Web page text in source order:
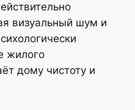
визуальный шум и
жилого
дому чистоту и